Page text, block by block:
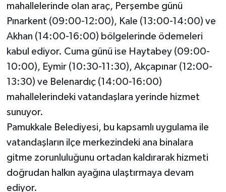
mahallelerinde olan araç, Perşembe günü
Pınarkent (09:00-12:00), Kale (13:00-14:00) ve
Akhan (14:00-16:00) bölgelerinde ödemeleri
kabul ediyor. Cuma günü ise Haytabey (09:00-
10:00), Eymir (10:30-11:30), Akçapınar (12:00-
13:30) ve Belenardıç (14:00-16:00)
mahallelerindeki vatandaşlara yerinde hizmet
sunuyor.
Pamukkale Belediyesi, bu kapsamlı uygulama ile
vatandaşların ilçe merkezindeki ana binalara
gitme zorunluluğunu ortadan kaldırarak hizmeti
doğrudan halkın ayağına ulaştırmaya devam
ediyor.